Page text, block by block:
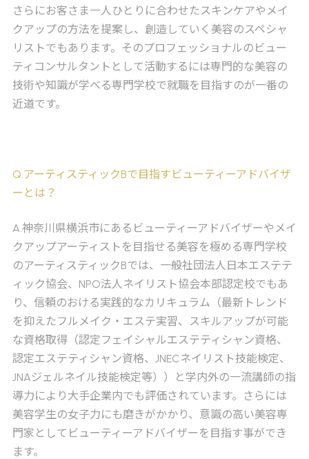
さらにお客さま一人ひとりに合わせたスキンケアやメイ
クアップの方法を提案し、創造していく美容のスペシャ
リストでもあります。そのプロフェッショナルのビュー
ティコンサルタントとして活動するには専門的な美容の
技術や知識が学べる専門学校で就職を目指すのが一番の
近道です。
Q.アーティスティックBで目指すビューティーアドバイザ
ーとは？
A.神奈川県横浜市にあるビューティーアドバイザーやメイ
クアップアーティストを目指せる美容を極める専門学校
のアーティスティックBでは、一般社団法人日本エステテ
ィック協会、NPO法人ネイリスト協会本部認定校でもあ
り、信頼のおける実践的なカリキュラム（最新トレンド
を抑えたフルメイク・エステ実習、スキルアップが可能
な資格取得（認定フェイシャルエステティシャン資格、
認定エステティシャン資格、JNECネイリスト技能検定、
JNAジェルネイル技能検定等））と学内外の一流講師の指
導力により大手企業内でも評価されています。さらには
美容学生の女子力にも磨きがかかり、意識の高い美容専
門家としてビューティーアドバイザーを目指す事ができ
ます。